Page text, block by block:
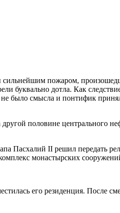
пожаром,
буквально дотла. Как
не было смысла и понтифик
половине центрального
Пасхалий II решил передать
монастырских
его резиденция. После